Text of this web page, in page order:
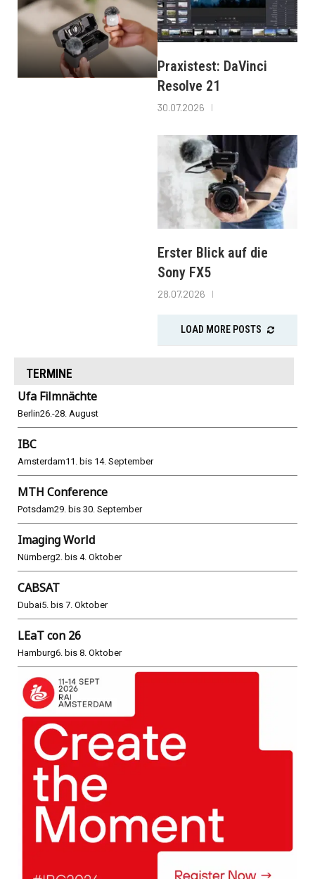
Praxistest: DaVinci
Resolve 21
30.07.2026
Erster Blick auf die
Sony FX5
28.07.2026
LOAD MORE POSTS
TERMINE
Ufa Filmnächte
Berlin26.-28. August
IBC
Amsterdam11. bis 14. September
MTH Conference
Potsdam29. bis 30. September
Imaging World
Nürnberg2. bis 4. Oktober
CABSAT
Dubai5. bis 7. Oktober
LEaT con 26
Hamburg6. bis 8. Oktober